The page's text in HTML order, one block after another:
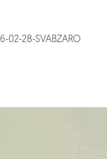
02-28-SVABZARO